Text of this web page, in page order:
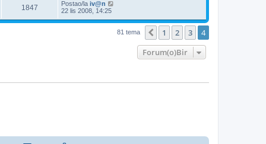
1847 Postao/la iv@n
22 lis 2008, 14:25
81 tema Prethodna
1 2 3 4
Forum(o)Bir